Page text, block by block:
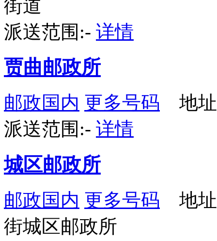
街道
派送范围:- 详情
贾曲邮政所
邮政国内 更多号码 地址
派送范围:- 详情
城区邮政所
邮政国内 更多号码 地址
街城区邮政所